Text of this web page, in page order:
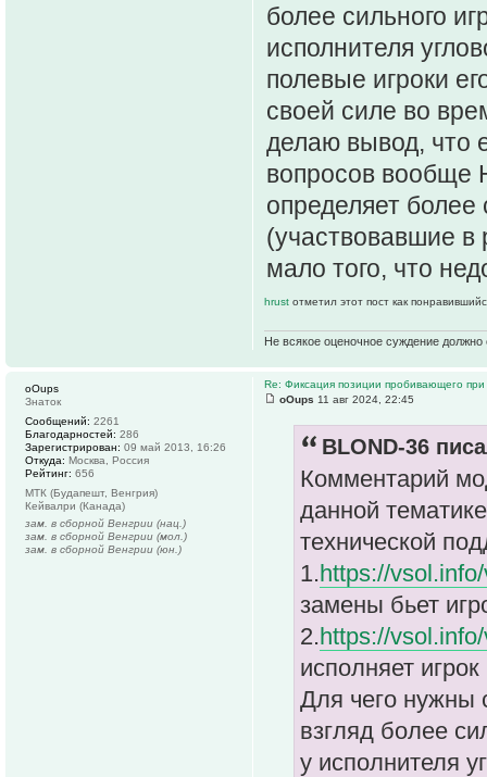
более сильного
исполнителя
полевые игроки
своей силе во
делаю вывод, что
вопросов вообще
определяет более
(участвовавшие в
мало того, что
hrust отметил этот пост как
Не всякое оценочное суждение
Re: Фиксация позиции пробивающего
oOups 11 авг 2024, 22:45
BLOND-36
Комментарий
данной
технической
1.https://
замены бьет
2.https://
исполняет
Для чего нужны
взгляд более
у исполнителя
oOups
Знаток
Сообщений: 2261
Благодарностей: 286
Зарегистрирован: 09 май 2013, 16:26
Откуда: Москва, Россия
Рейтинг: 656
МТК (Будапешт, Венгрия)
Кейвалри (Канада)
зам. в сборной Венгрии (нац.)
зам. в сборной Венгрии (мол.)
зам. в сборной Венгрии (юн.)